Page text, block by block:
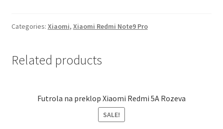
Redmi
Pro
Categories: Xiaomi, Xiaomi Redmi Note9 Pro
Related products
Futrola na preklop Xiaomi Redmi 5A Rozeva
SALE!